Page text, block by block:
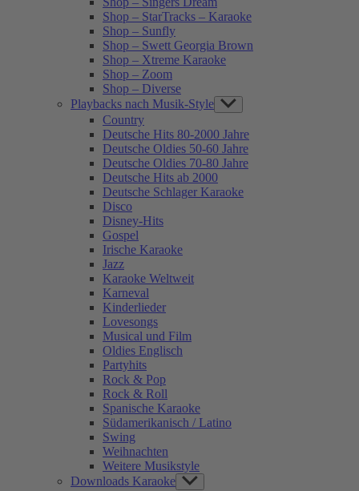
Shop – StarTracks – Karaoke
Shop – Sunfly
Shop – Swett Georgia Brown
Shop – Xtreme Karaoke
Shop – Zoom
Shop – Diverse
Playbacks nach Musik-Style Show
sub
menu
Country
Deutsche Hits 80-2000 Jahre
Deutsche Oldies 50-60 Jahre
Deutsche Oldies 70-80 Jahre
Deutsche Hits ab 2000
Deutsche Schlager Karaoke
Disco
Disney-Hits
Gospel
Irische Karaoke
Jazz
Karaoke Weltweit
Karneval
Kinderlieder
Lovesongs
Musical und Film
Oldies Englisch
Partyhits
Rock & Pop
Rock & Roll
Spanische Karaoke
Südamerikanisch / Latino
Swing
Weihnachten
Weitere Musikstyle
Downloads Karaoke Show